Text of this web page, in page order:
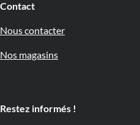
Contact
Nous contacter
Nos magasins
Restez informés !